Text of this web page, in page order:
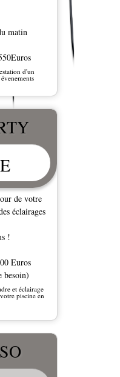
matin
d'un
de votre
éclairages
!
Euros
besoin)
et éclairage
piscine en